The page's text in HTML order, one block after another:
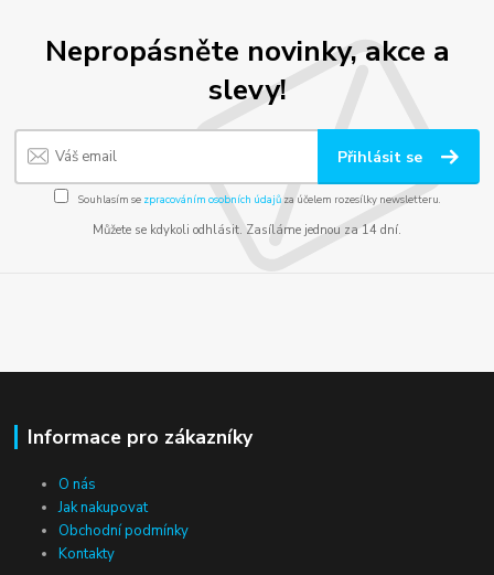
Nepropásněte novinky, akce a
slevy!
Přihlásit se
Souhlasím se zpracováním osobních údajůza účelem rozesílky newsletteru.
Můžete se kdykoli odhlásit. Zasíláme jednou za 14 dní.
Informace pro zákazníky
O nás
Jak nakupovat
Obchodní podmínky
Kontakty